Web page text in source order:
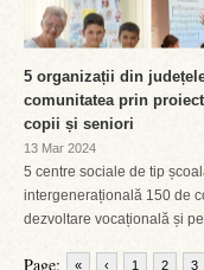
5 organizații din
comunitatea prin
copii și seniori
13 Mar 2024
5 centre sociale de tip
intergenerațională 150 de
dezvoltare vocațională și
Page: « ‹ 1 2 3